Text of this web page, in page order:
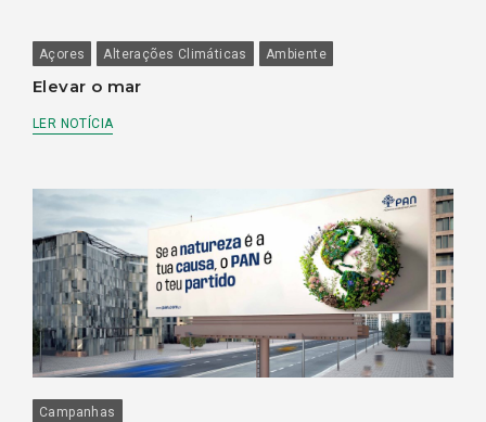
Açores Alterações Climáticas Ambiente
Elevar o mar
LER NOTÍCIA
Campanhas